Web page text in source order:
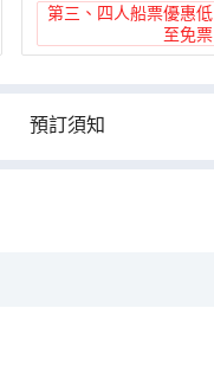
第三、四人船票優惠低
至免票
預訂須知